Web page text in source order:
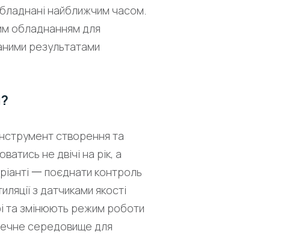
найближчим часом.
обладнанням для
результатами
створення та
не двічі на рік, а
一 поєднати контроль
з датчиками якості
та змінюють режим роботи
середовище для